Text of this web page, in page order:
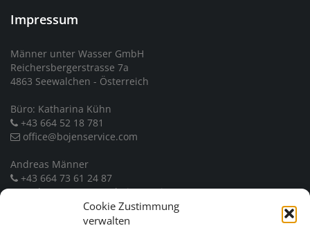
Cookie Zustimmung
verwalten
Impressum
Männer unter Wasser GmbH
Reichersbergerstrasse 7a
4863 Seewalchen - Österreich
Büro: Katharina Kühn
+43 664 52 18 781
office@bojenservice.com
Andreas Männer
+43 664 73 61 24 87
andreas.maenner@bojenservice.com
UID: ATU 71158258